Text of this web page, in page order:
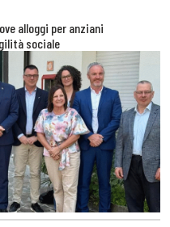
alloggi per anziani
sociale